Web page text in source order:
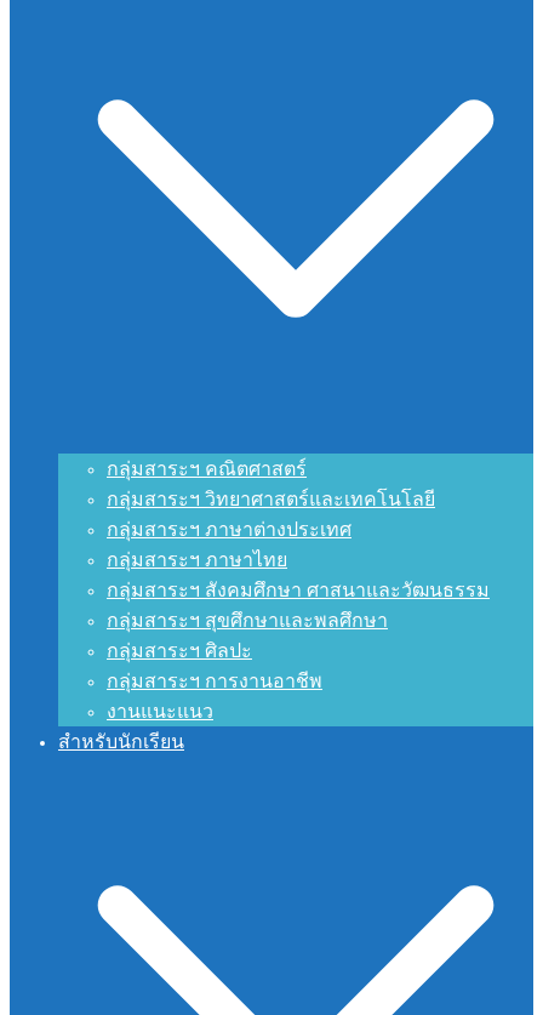
กลุ่มสาระฯ คณิตศาสตร์
กลุ่มสาระฯ วิทยาศาสตร์และเทคโนโลยี
กลุ่มสาระฯ ภาษาต่างประเทศ
กลุ่มสาระฯ ภาษาไทย
กลุ่มสาระฯ สังคมศึกษา ศาสนาและวัฒนธรรม
กลุ่มสาระฯ สุขศึกษาและพลศึกษา
กลุ่มสาระฯ ศิลปะ
กลุ่มสาระฯ การงานอาชีพ
งานแนะแนว
สำหรับนักเรียน